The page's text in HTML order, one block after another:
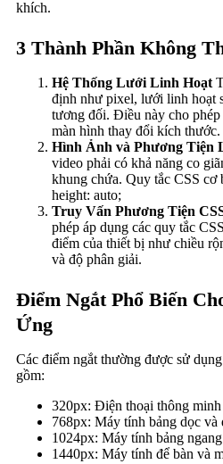
khích.
3 Thành Phần Không
Hệ Thống Lưới Linh Hoạt
định như pixel, lưới linh hoạt
tương đối. Điều này cho
màn hình thay đổi kích thước.
Hình Ảnh và Phương Tiện
video phải có khả năng co
khung chứa. Quy tắc CSS cơ
height: auto;
Truy Vấn Phương Tiện
phép áp dụng các quy tắc
điểm của thiết bị như chiều
và độ phân giải.
Điểm Ngắt Phổ Biến
Ứng
Các điểm ngắt thường được sử
gồm:
320px: Điện thoại thông
768px: Máy tính bảng dọc và
1024px: Máy tính bảng
1440px: Máy tính để bàn và